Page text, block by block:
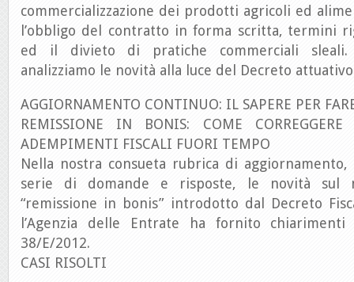
commercializzazione dei prodotti agricoli ed
l’obbligo del contratto in forma scritta, termini
ed il divieto di pratiche commerciali sleali.
analizziamo le novità alla luce del Decreto
AGGIORNAMENTO CONTINUO: IL SAPERE PER
REMISSIONE IN BONIS: COME
ADEMPIMENTI FISCALI FUORI TEMPO
Nella nostra consueta rubrica di aggiornamento,
serie di domande e risposte, le novità sul
“remissione in bonis” introdotto dal Decreto
l’Agenzia delle Entrate ha fornito
38/E/2012.
CASI RISOLTI